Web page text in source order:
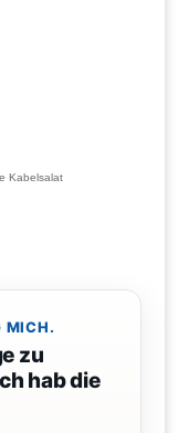
Kabelsalat
MICH.
zu
hab die